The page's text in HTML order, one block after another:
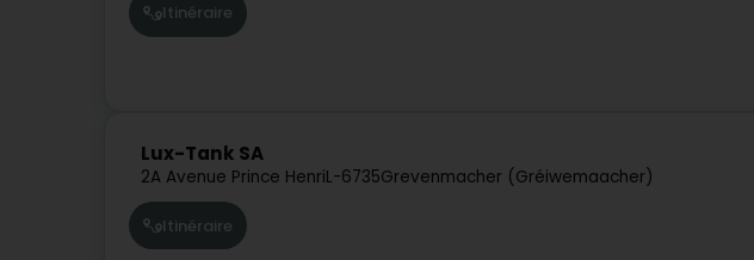
Itinéraire
Lux-Tank SA
2A Avenue Prince HenriL-6735Grevenmacher (Gréiwemaacher)
Itinéraire